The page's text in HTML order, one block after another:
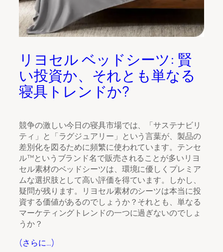
リヨセル ベッドシーツ: 賢
い投資か、それとも単なる
寝具トレンドか?
競争の激しい今日の寝具市場では、「サステナビリ
ティ」と「ラグジュアリー」という言葉が、製品の
差別化を図るために頻繁に使われています。テンセ
ル™というブランド名で販売されることが多いリヨ
セル素材のベッドシーツは、環境に優しくプレミア
ムな選択肢として高い評価を得ています。しかし、
疑問が残ります。リヨセル素材のシーツは本当に投
資する価値があるのでしょうか？それとも、単なる
マーケティングトレンドの一つに過ぎないのでしょ
うか？
(さらに…)